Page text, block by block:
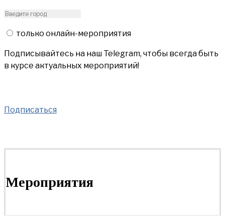
только онлайн-мероприятия
Подписывайтесь на наш Telegram, чтобы всегда быть
в курсе актуальных мероприятий!
Подписаться
Мероприятия